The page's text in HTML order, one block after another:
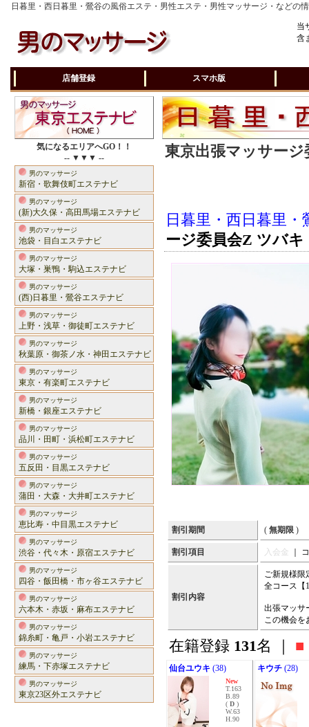
日暮里・西日暮里・鶯谷の風俗エステ・男性エステ・男性マッサージ・などの
当
含
店舗登録 スマホ版
気になるエリアへGO！！
-- ▼▼▼ --
男のマッサージ
新宿・歌舞伎町エステナビ
男のマッサージ
(新)大久保・高田馬場エステナビ
男のマッサージ
池袋・目白エステナビ
男のマッサージ
大塚・巣鴨・駒込エステナビ
男のマッサージ
(西)日暮里・鶯谷エステナビ
男のマッサージ
上野・浅草・御徒町エステナビ
男のマッサージ
秋葉原・御茶ノ水・神田エステナビ
男のマッサージ
東京・有楽町エステナビ
男のマッサージ
新橋・銀座エステナビ
男のマッサージ
品川・田町・浜松町エステナビ
男のマッサージ
五反田・目黒エステナビ
男のマッサージ
蒲田・大森・大井町エステナビ
男のマッサージ
恵比寿・中目黒エステナビ
男のマッサージ
渋谷・代々木・原宿エステナビ
男のマッサージ
四谷・飯田橋・市ヶ谷エステナビ
男のマッサージ
六本木・赤坂・麻布エステナビ
男のマッサージ
錦糸町・亀戸・小岩エステナビ
男のマッサージ
練馬・下赤塚エステナビ
男のマッサージ
東京23区外エステナビ
東京出張マッサー
日暮里・西日暮里
ージ委員会Z ツバキ
割引期間 ( 無期限 )
割引項目 入会金 ｜
割引内容
ご新規様限
全コース【
出張マッサ
この機会を
在籍登録 131名 ｜ ■
仙台ユウキ (38)
New
T.163
B.89
( D )
W.63
H.90
キウチ (28)